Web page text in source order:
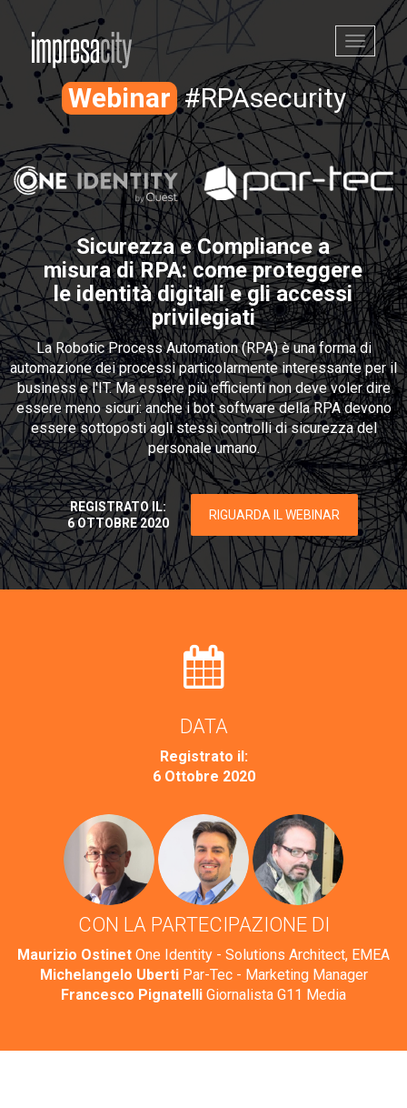
Toggle
Webinar #RPAsecurity
Sicurezza e Compliance a
misura di RPA: come proteggere
le identità digitali e gli accessi
privilegiati
La Robotic Process Automation (RPA) è una forma di
automazione dei processi particolarmente interessante per il
business e l'IT. Ma essere più efficienti non deve voler dire
essere meno sicuri: anche i bot software della RPA devono
essere sottoposti agli stessi controlli di sicurezza del
personale umano.
REGISTRATO IL:
6 OTTOBRE 2020
RIGUARDA IL WEBINAR
DATA
Registrato il:
6 Ottobre 2020
CON LA PARTECIPAZIONE DI
Maurizio Ostinet One Identity - Solutions Architect, EMEA
Michelangelo UbertiPar-Tec - Marketing Manager
Francesco Pignatelli Giornalista G11 Media